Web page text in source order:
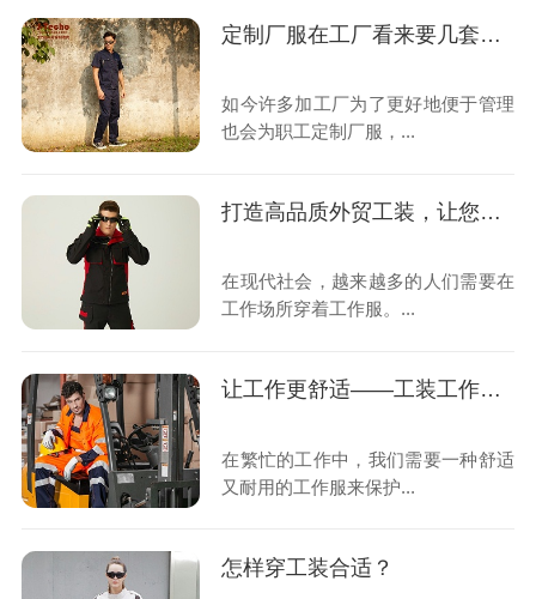
定制厂服在工厂看来要几套合适?
如今许多加工厂为了更好地便于管理
也会为职工定制厂服，...
打造高品质外贸工装，让您的工作更加舒适和安全
在现代社会，越来越多的人们需要在
工作场所穿着工作服。...
让工作更舒适——工装工作服的必要性
在繁忙的工作中，我们需要一种舒适
又耐用的工作服来保护...
怎样穿工装合适？